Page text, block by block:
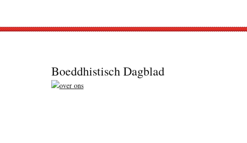
Boeddhistisch Dagblad